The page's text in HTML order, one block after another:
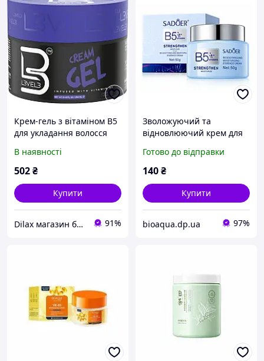
Крем-гель з вітаміном В5
для укладання волосся
Vitamin B5 250ml
(1373627-2)
В наявності
502₴
Купити
Dilax магазин брендових дитячих іграшок та товарів для батьків. 91%
Зволожуючий та
відновлюючий крем для
SADОER Vitamin B5
Strengthen Moisturizing
Готово до відправки
140₴
Купити
bioaqua.dp.ua 97%